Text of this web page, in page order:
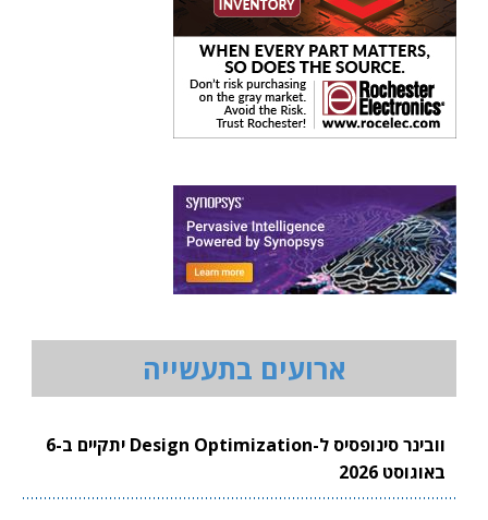
ארועים בתעשייה
וובינר סינופסיס ל-Design Optimization יתקיים ב-6
באוגוסט 2026